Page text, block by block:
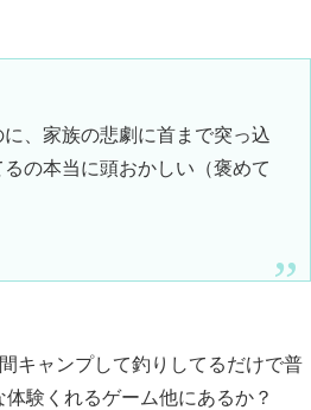
、家族の悲劇に首まで突っ込
の本当に頭おかしい（褒めて
キャンプして釣りしてるだけで普
験くれるゲーム他にあるか？